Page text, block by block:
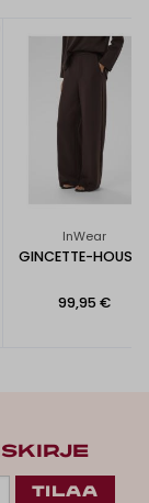
InWear
GINCETTE-HOUSUT
99,95 €